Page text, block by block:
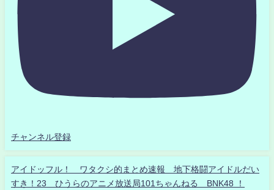
チャンネル登録
アイドッフル！ ワタクシ的まとめ速報 地下格闘アイドルだい
すき！23 ひうらのアニメ放送局101ちゃんねる BNK48 ！